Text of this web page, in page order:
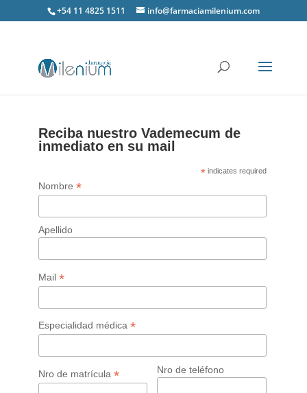
+54 11 4825 1511 info@farmaciamilenium.com
Reciba nuestro Vademecum de
inmediato en su mail
* indicates required
Nombre *
Apellido
Mail *
Especialidad médica *
Nro de matrícula * Nro de teléfono